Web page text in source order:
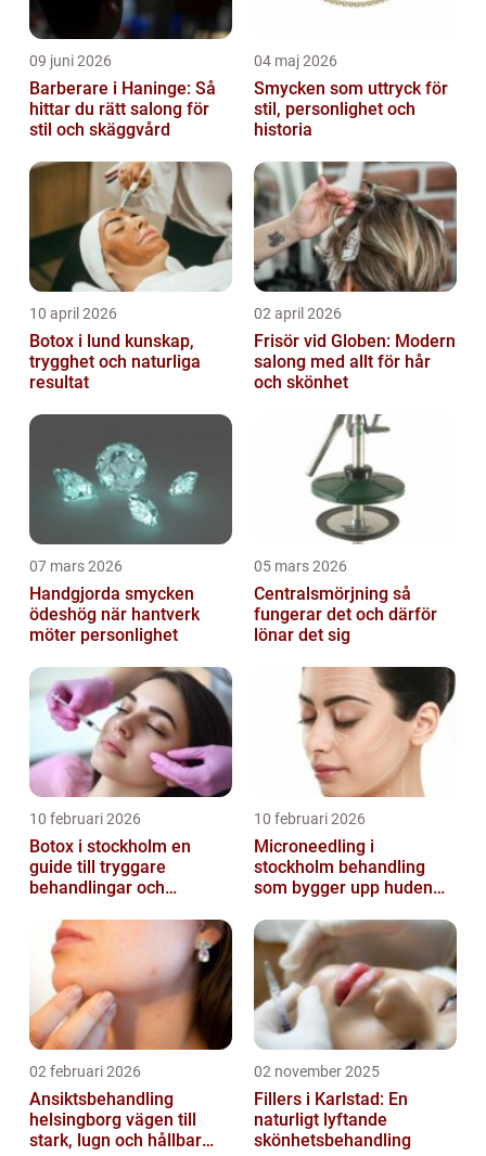
09 juni 2026
Barberare i Haninge: Så
hittar du rätt salong för
stil och skäggvård
04 maj 2026
Smycken som uttryck för
stil, personlighet och
historia
10 april 2026
Botox i lund kunskap,
trygghet och naturliga
resultat
02 april 2026
Frisör vid Globen: Modern
salong med allt för hår
och skönhet
07 mars 2026
Handgjorda smycken
ödeshög när hantverk
möter personlighet
05 mars 2026
Centralsmörjning så
fungerar det och därför
lönar det sig
10 februari 2026
Botox i stockholm en
guide till tryggare
behandlingar och
10 februari 2026
Microneedling i
stockholm behandling
som bygger upp huden
02 februari 2026
Ansiktsbehandling
helsingborg vägen till
stark, lugn och hållbar
02 november 2025
Fillers i Karlstad: En
naturligt lyftande
skönhetsbehandling